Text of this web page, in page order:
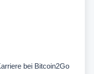
bei Bitcoin2Go